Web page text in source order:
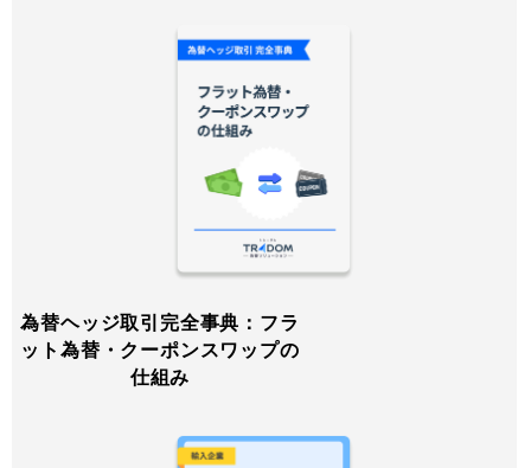
為替ヘッジ取引完全事典：フラ
ット為替・クーポンスワップの
仕組み